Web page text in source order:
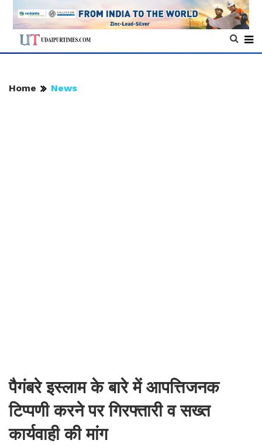
Home News
पैगंबरे इस्लाम के बारे में आपत्तिजनक
टिप्पणी करने पर गिरफ्तारी व सख्त
कार्यवाही की मांग